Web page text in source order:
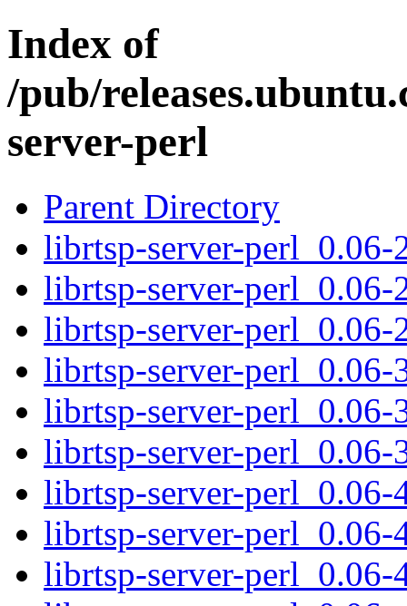
Index of
/pub/
server-perl
Parent Directory
librtsp-server-perl_0.06-
librtsp-server-perl_0.06-
librtsp-server-perl_0.06-
librtsp-server-perl_0.06-
librtsp-server-perl_0.06-
librtsp-server-perl_0.06-
librtsp-server-perl_0.06-
librtsp-server-perl_0.06-
librtsp-server-perl_0.06-